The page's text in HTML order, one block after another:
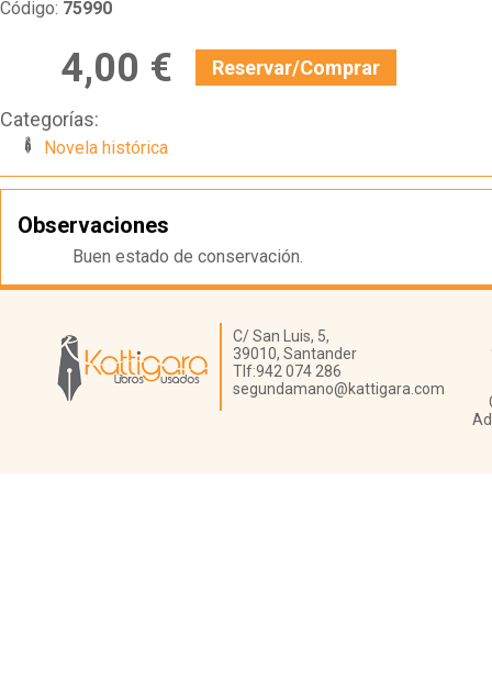
Código: 75990
4,00 € Reservar/Comprar
Categorías:
Novela histórica
Observaciones
Buen estado de conservación.
Librería Kattigara
C/ San Luis, 5,
39010, Santander
Tlf:942 074 286
segundamano@kattigara.com